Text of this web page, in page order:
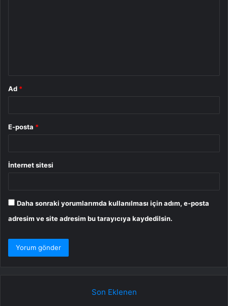
Ad *
E-posta *
İnternet sitesi
Daha sonraki yorumlarımda kullanılması için adım, e-posta
adresim ve site adresim bu tarayıcıya kaydedilsin.
Son Eklenen